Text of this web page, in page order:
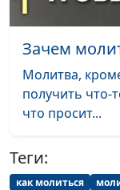
Закон свободы.
закон Божий
Закон свободы.
чего нам
закон Божий
Закон свободы.
чего нам
Зачем
Молитва,
получить что-
что просит...
Теги:
как молиться